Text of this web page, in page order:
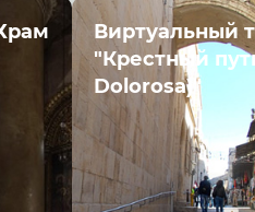
Виртуальный
"Крестный
Dolorosa)"